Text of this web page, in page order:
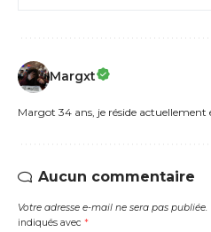
Margxt
Margot 34 ans, je réside actuellement
Aucun commentaire
Votre adresse e-mail ne sera pas publiée.
indiqués avec *